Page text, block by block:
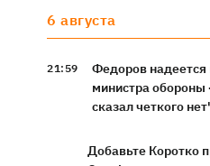
6 августа
21:59
Федоров надеется
министра обороны
сказал четкого
Добавьте Коротко